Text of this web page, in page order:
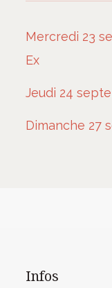
Mercredi 23
Ex
Jeudi 24
Dimanche 27
Infos